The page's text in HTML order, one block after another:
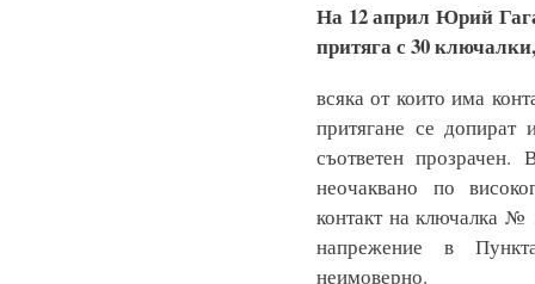
На 12 април Юрий
притяга с 30 ключалки,
всяка от които има
притягане се допират
съответен прозрачен.
неочаквано по
контакт на ключалка
напрежение в
неимоверно.